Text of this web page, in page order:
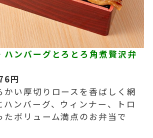
ハンバーグとろとろ角煮贅沢弁
円
かい厚切りロースを香ばしく網
ンバーグ、ウィンナー、トロ
たボリューム満点のお弁当で